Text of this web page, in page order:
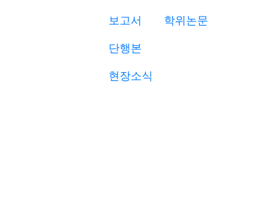
보고서
학위논문
단행본
현장소식